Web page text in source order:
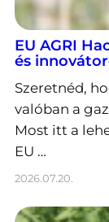
EU AGRI
és
Szeretnéd,
valóban a
Most itt a
EU …
2026.07.20.